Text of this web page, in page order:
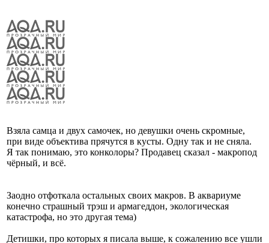
Взяла самца и двух самочек, но девушки очень скромные,
при виде объектива прячутся в кусты. Одну так и не сняла.
Я так понимаю, это конколоры? Продавец сказал - макропод
чёрный, и всё.
Заодно отфоткала остальных своих макров. В аквариуме
конечно страшный трэш и армагеддон, экологическая
катастрофа, но это другая тема)
Детишки, про которых я писала выше, к сожалению все ушли